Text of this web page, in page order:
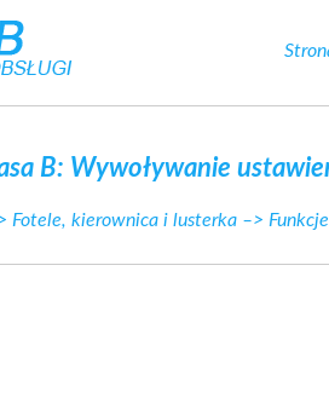
B: Wywoływanie
Fotele, kierownica i lusterka –>